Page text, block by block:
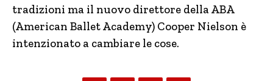
tradizioni ma il nuovo direttore della ABA
(American Ballet Academy) Cooper Nielson è
intenzionato a cambiare le cose.